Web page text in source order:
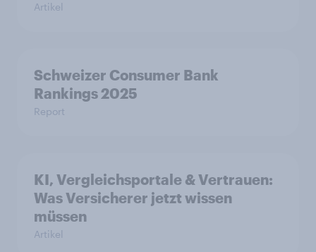
Artikel
Schweizer Consumer Bank
Rankings 2025
Report
KI, Vergleichsportale & Vertrauen:
Was Versicherer jetzt wissen
müssen
Artikel